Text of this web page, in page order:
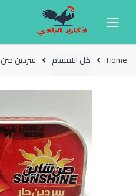
Home كل الاقسام سردين صن